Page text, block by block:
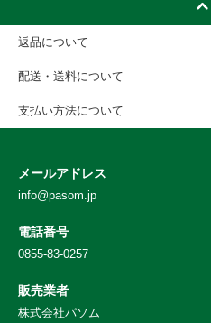
返品について
配送・送料について
支払い方法について
メールアドレス
info@pasom.jp
電話番号
0855-83-0257
販売業者
株式会社パソム